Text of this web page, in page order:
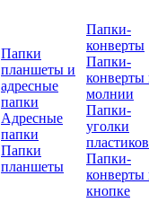
Папки
планшеты и
адресные
папки
Адресные
папки
Папки
планшеты
Папки-
конверты
Папки-
конверты
молнии
Папки-
уголки
Папки-
конверты
кнопке